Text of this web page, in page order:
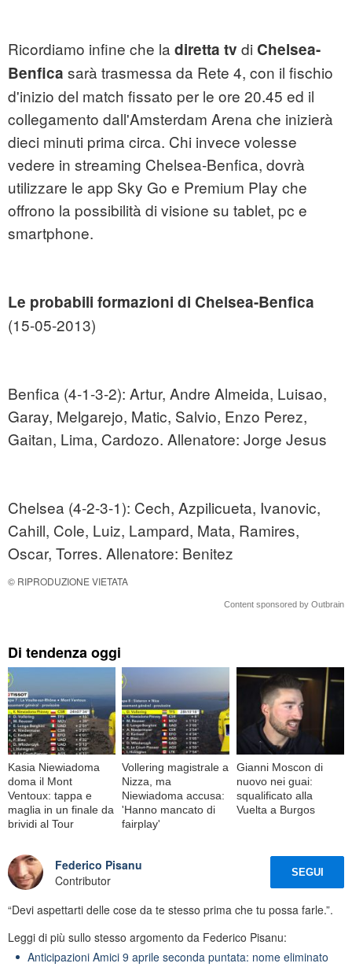
Ricordiamo infine che la diretta tv di Chelsea-
Benfica sarà trasmessa da Rete 4, con il fischio
d'inizio del match fissato per le ore 20.45 ed il
collegamento dall'Amsterdam Arena che inizierà
dieci minuti prima circa. Chi invece volesse
vedere in streaming Chelsea-Benfica, dovrà
utilizzare le app Sky Go e Premium Play che
offrono la possibilità di visione su tablet, pc e
smartphone.
Le probabili formazioni di Chelsea-Benfica
(15-05-2013)
Benfica (4-1-3-2): Artur, Andre Almeida, Luisao,
Garay, Melgarejo, Matic, Salvio, Enzo Perez,
Gaitan, Lima, Cardozo. Allenatore: Jorge Jesus
Chelsea (4-2-3-1): Cech, Azpilicueta, Ivanovic,
Cahill, Cole, Luiz, Lampard, Mata, Ramires,
Oscar, Torres. Allenatore: Benitez
© RIPRODUZIONE VIETATA
Content sponsored by Outbrain
Di tendenza oggi
Kasia Niewiadoma
doma il Mont
Ventoux: tappa e
maglia in un finale da
brividi al Tour
Vollering magistrale a
Nizza, ma
Niewiadoma accusa:
'Hanno mancato di
fairplay'
Gianni Moscon di
nuovo nei guai:
squalificato alla
Vuelta a Burgos
Federico Pisanu
Contributor
SEGUI
“Devi aspettarti delle cose da te stesso prima che tu possa farle.”.
Leggi di più sullo stesso argomento da Federico Pisanu:
Anticipazioni Amici 9 aprile seconda puntata: nome eliminato